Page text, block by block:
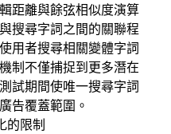
距離與餘弦相似度演算
搜尋字詞之間的關聯程
用者搜尋相關變體字詞
制不僅捕捉到更多潛在
試期間使唯一搜尋字詞
告覆蓋範圍。
的限制